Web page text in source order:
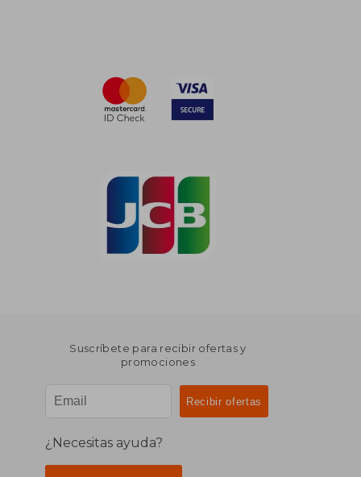
Suscríbete para recibir ofertas y
promociones
¿Necesitas ayuda?